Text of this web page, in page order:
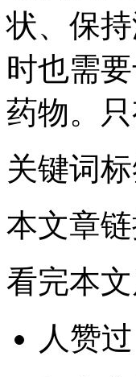
状、保
时也需
药物。
关键词
本文章链
看完本
人赞过